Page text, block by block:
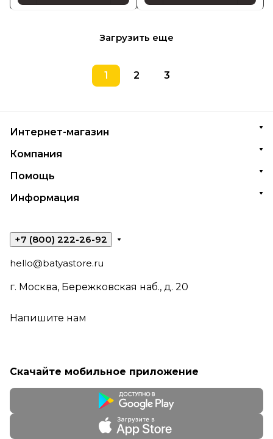
Загрузить еще
1 2 3
Интернет-магазин
Компания
Помощь
Информация
+7 (800) 222-26-92
hello@batyastore.ru
г. Москва, Бережковская наб., д. 20
Напишите нам
Скачайте мобильное приложение